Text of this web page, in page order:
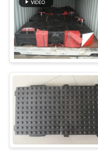
UNA
CITA
MAPA
DEL
SITIO
PRIVACY
POLICY
colada
de vacío